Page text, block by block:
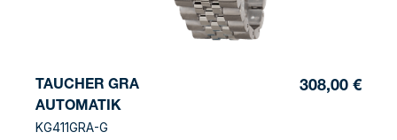
TAUCHER GRA
AUTOMATIK
KG411GRA-G
308,00 €